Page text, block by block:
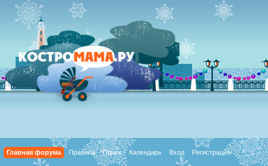
Главная форума Правила Поиск Календарь Вход Регистрация